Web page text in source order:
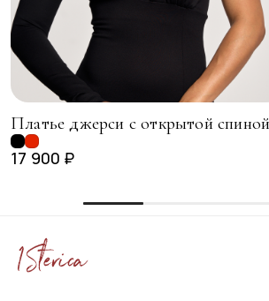
17 900 ₽